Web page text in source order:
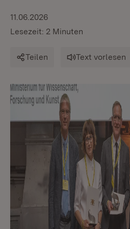
11.06.2026
Lesezeit: 2 Minuten
Teilen Text vorlesen